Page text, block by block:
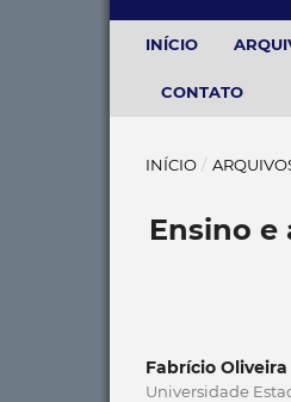
INÍCIO
CONTATO
INÍCIO /
Ensino
Fabrício Oliveira
Universidade